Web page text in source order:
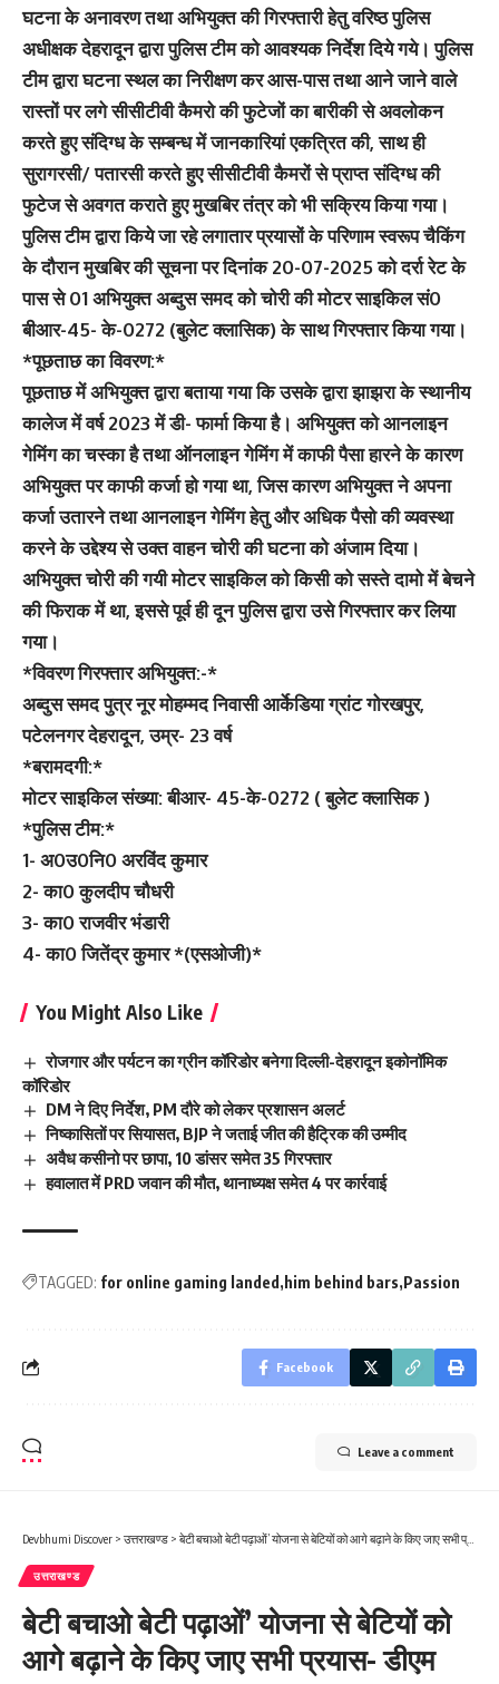
घटना के अनावरण तथा अभियुक्त की गिरफ्तारी हेतु वरिष्ठ पुलिस
अधीक्षक देहरादून द्वारा पुलिस टीम को आवश्यक निर्देश दिये गये। पुलिस
टीम द्वारा घटना स्थल का निरीक्षण कर आस-पास तथा आने जाने वाले
रास्तों पर लगे सीसीटीवी कैमरो की फुटेजों का बारीकी से अवलोकन
करते हुए संदिग्ध के सम्बन्ध में जानकारियां एकत्रित की, साथ ही
सुरागरसी/ पतारसी करते हुए सीसीटीवी कैमरों से प्राप्त संदिग्ध की
फुटेज से अवगत कराते हुए मुखबिर तंत्र को भी सक्रिय किया गया।
पुलिस टीम द्वारा किये जा रहे लगातार प्रयासों के परिणाम स्वरूप चैकिंग
के दौरान मुखबिर की सूचना पर दिनांक 20-07-2025 को दर्रा रेट के
पास से 01 अभियुक्त अब्दुस समद को चोरी की मोटर साइकिल सं0
बीआर-45- के-0272 (बुलेट क्लासिक) के साथ गिरफ्तार किया गया।
*पूछताछ का विवरण:*
पूछताछ में अभियुक्त द्वारा बताया गया कि उसके द्वारा झाझरा के स्थानीय
कालेज में वर्ष 2023 में डी- फार्मा किया है। अभियुक्त को आनलाइन
गेमिंग का चस्का है तथा ऑनलाइन गेमिंग में काफी पैसा हारने के कारण
अभियुक्त पर काफी कर्जा हो गया था, जिस कारण अभियुक्त ने अपना
कर्जा उतारने तथा आनलाइन गेमिंग हेतु और अधिक पैसो की व्यवस्था
करने के उद्देश्य से उक्त वाहन चोरी की घटना को अंजाम दिया।
अभियुक्त चोरी की गयी मोटर साइकिल को किसी को सस्ते दामो में बेचने
की फिराक में था, इससे पूर्व ही दून पुलिस द्वारा उसे गिरफ्तार कर लिया
गया।
*विवरण गिरफ्तार अभियुक्त:-*
अब्दुस समद पुत्र नूर मोहम्मद निवासी आर्केडिया ग्रांट गोरखपुर,
पटेलनगर देहरादून, उम्र- 23 वर्ष
*बरामदगी:*
मोटर साइकिल संख्या: बीआर- 45-के-0272 ( बुलेट क्लासिक )
*पुलिस टीम:*
1- अ0उ0नि0 अरविंद कुमार
2- का0 कुलदीप चौधरी
3- का0 राजवीर भंडारी
4- का0 जितेंद्र कुमार *(एसओजी)*
You Might Also Like
रोजगार और पर्यटन का ग्रीन कॉरिडोर बनेगा दिल्ली-देहरादून इकोनॉमिक
कॉरिडोर
DM ने दिए निर्देश, PM दौरे को लेकर प्रशासन अलर्ट
निष्कासितों पर सियासत, BJP ने जताई जीत की हैट्रिक की उम्मीद
अवैध कसीनो पर छापा, 10 डांसर समेत 35 गिरफ्तार
हवालात में PRD जवान की मौत, थानाध्यक्ष समेत 4 पर कार्रवाई
TAGGED: for online gaming landed him behind bars Passion
Facebook
Leave a comment
Devbhumi Discover > उत्तराखण्ड > बेटी बचाओ बेटी पढ़ाओं’ योजना से बेटियों को आगे बढ़ाने के किए जाए सभी प्रयास- डीएम
उत्तराखण्ड
बेटी बचाओ बेटी पढ़ाओं’ योजना से बेटियों को
आगे बढ़ाने के किए जाए सभी प्रयास- डीएम